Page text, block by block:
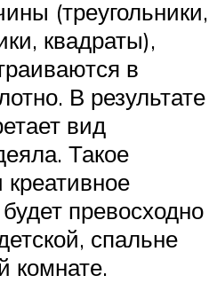
(треугольники,
квадраты),
в
В результате
вид
Такое
креативное
превосходно
спальне
комнате.